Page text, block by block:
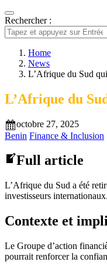
Rechercher :
Home
News
L’Afrique du Sud
L’Afrique du
octobre 27, 2025
Benin Finance & Inclusion
Full article
L’Afrique du Sud a été
investisseurs internationaux.
Contexte et
Le Groupe d’action
pourrait renforcer la